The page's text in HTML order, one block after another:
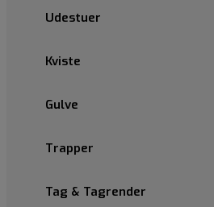
Udestuer
Kviste
Gulve
Trapper
Tag & Tagrender